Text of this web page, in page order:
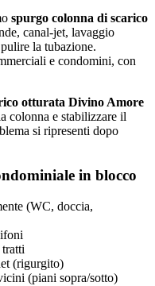
spurgo colonna di scarico
canal-jet, lavaggio
la tubazione.
e condomini, con
otturata Divino Amore
colonna e stabilizzare il
si ripresenti dopo
in blocco
(WC, doccia,
(rigurgito)
(piani sopra/sotto)